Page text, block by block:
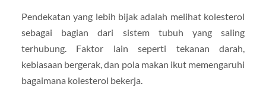
Pendekatan yang lebih bijak adalah melihat kolesterol
sebagai bagian dari sistem tubuh yang saling
terhubung. Faktor lain seperti tekanan darah,
kebiasaan bergerak, dan pola makan ikut memengaruhi
bagaimana kolesterol bekerja.